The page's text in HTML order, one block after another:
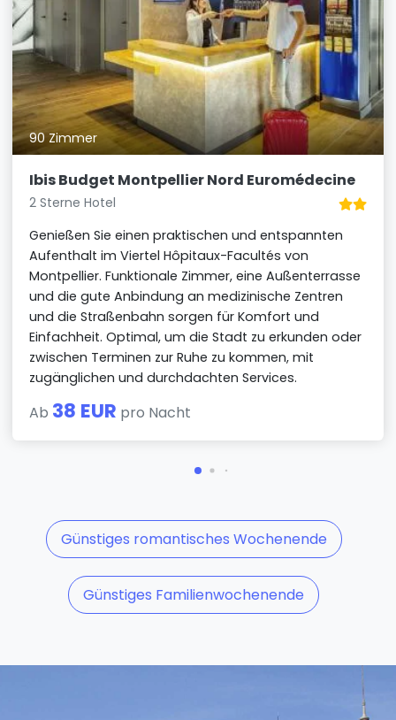
90 Zimmer
Ibis Budget Montpellier Nord Euromédecine
2 Sterne Hotel
Genießen Sie einen praktischen und entspannten
Aufenthalt im Viertel Hôpitaux-Facultés von
Montpellier. Funktionale Zimmer, eine Außenterrasse
und die gute Anbindung an medizinische Zentren
und die Straßenbahn sorgen für Komfort und
Einfachheit. Optimal, um die Stadt zu erkunden oder
zwischen Terminen zur Ruhe zu kommen, mit
zugänglichen und durchdachten Services.
Ab 38 EUR pro Nacht
Günstiges romantisches Wochenende
Günstiges Familienwochenende